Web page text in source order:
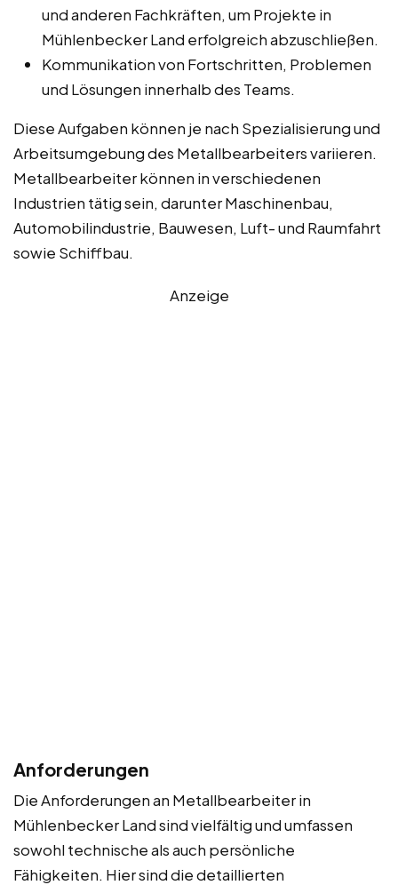
und anderen Fachkräften, um Projekte in
Mühlenbecker Land erfolgreich abzuschließen.
Kommunikation von Fortschritten, Problemen
und Lösungen innerhalb des Teams.
Diese Aufgaben können je nach Spezialisierung und
Arbeitsumgebung des Metallbearbeiters variieren.
Metallbearbeiter können in verschiedenen
Industrien tätig sein, darunter Maschinenbau,
Automobilindustrie, Bauwesen, Luft- und Raumfahrt
sowie Schiffbau.
Anzeige
Anforderungen
Die Anforderungen an Metallbearbeiter in
Mühlenbecker Land sind vielfältig und umfassen
sowohl technische als auch persönliche
Fähigkeiten. Hier sind die detaillierten